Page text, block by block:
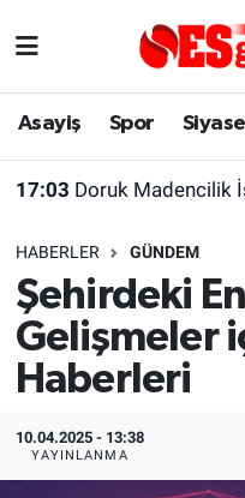
Asayiş Spor
17:03 Doruk Madencilik
HABERLER GÜNDEM
Şehirdeki
Gelişmeler
Haberleri
10.04.2025 - 13:38
YAYINLANMA
Asayiş
Gündem
Türkiye
Dünya
Sağlık
Yaşam
Eskişehirspor Arşivi
Eskişehir Arşivi
Röportaj
Ekonomi
Eskişehir Nöbetçi
Süper Lig Puan
Tüm Manşetler
Son Dakika Haberleri
Haber Arşivi